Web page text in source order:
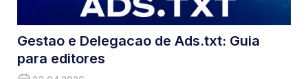
Gestao e Delegacao de Ads.txt: Guia
para editores